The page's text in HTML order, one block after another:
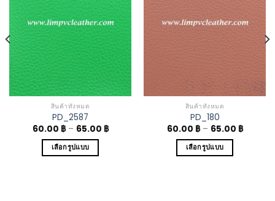
Wishlist
สินค้าทั้งหมด
PD_2587
60.00 ฿– 65.00 ฿
เลือกรูปแบบ
สินค้าทั้งหมด
PD_180
60.00 ฿– 65.00 ฿
เลือกรูปแบบ